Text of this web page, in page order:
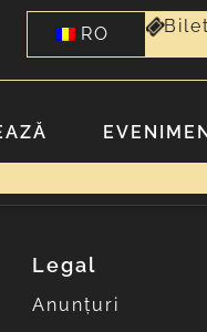
RO
Legal
Anunțuri